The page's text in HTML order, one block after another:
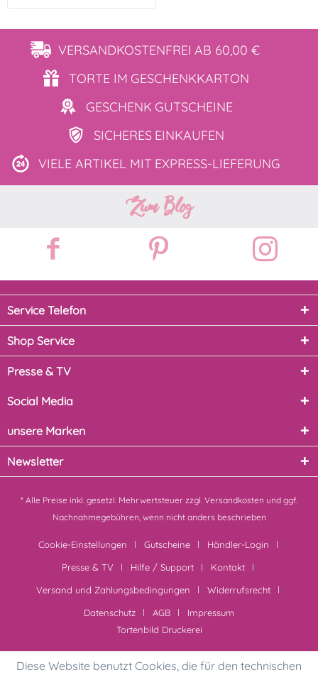
VERSANDKOSTENFREI AB 60,00 €
TORTE IM GESCHENKKARTON
GESCHENK GUTSCHEINE
SICHERES EINKAUFEN
VIELE ARTIKEL MIT EXPRESS-LIEFERUNG
Zum Blog
Service Telefon
Shop Service
Presse & TV
Social Media
unsere Marken
Newsletter
* Alle Preise inkl. gesetzl. Mehrwertsteuer zzgl. Versandkosten und ggf.
Nachnahmegebühren, wenn nicht anders beschrieben
Cookie-Einstellungen Gutscheine
Händler-Login
Presse & TV
Hilfe / Support
Kontakt
Versand und Zahlungsbedingungen
Widerrufsrecht
Datenschutz
AGB
Impressum
Tortenbild Druckerei
Diese Website benutzt Cookies, die für den technischen